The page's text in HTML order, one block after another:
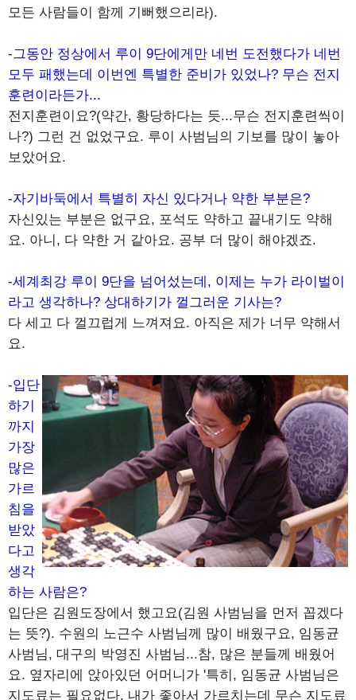
모든 사람들이 함께 기뻐했으리라).
-그동안 정상에서 루이 9단에게만 네번 도전했다가 네번
모두 패했는데 이번엔 특별한 준비가 있었나? 무슨 전지
훈련이라든가...
전지훈련이요?(약간, 황당하다는 듯...무슨 전지훈련씩이
나?) 그런 건 없었구요. 루이 사범님의 기보를 많이 놓아
보았어요.
-자기바둑에서 특별히 자신 있다거나 약한 부분은?
자신있는 부분은 없구요, 포석도 약하고 끝내기도 약해
요. 아니, 다 약한 거 같아요. 공부 더 많이 해야겠죠.
-세계최강 루이 9단을 넘어섰는데, 이제는 누가 라이벌이
라고 생각하나? 상대하기가 껄그러운 기사는?
다 세고 다 껄끄럽게 느껴져요. 아직은 제가 너무 약해서
요.
-입단
하기
까지
가장
많은
가르
침을
받았
다고
생각
하는 사람은?
입단은 김원도장에서 했고요(김원 사범님을 먼저 꼽겠다
는 뜻?). 수원의 노근수 사범님께 많이 배웠구요, 임동균
사범님, 대구의 박영진 사범님...참, 많은 분들께 배웠어
요. 옆자리에 앉아있던 어머니가 '특히, 임동균 사범님은
지도료는 필요없다. 내가 좋아서 가르치는데 무슨 지도료